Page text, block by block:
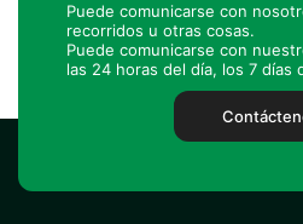
Puede comunicarse con
recorridos u otras cosas.
Puede comunicarse con
las 24 horas del día, los 7 días